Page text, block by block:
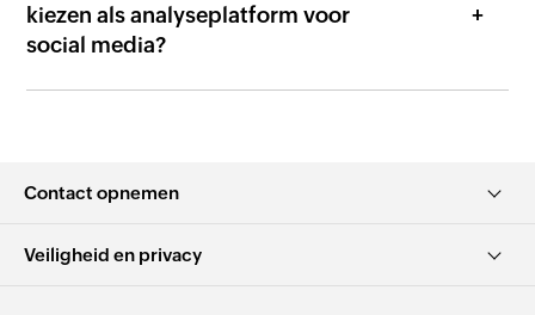
kiezen als analyseplatform voor
social media?
Contact opnemen
Veiligheid en privacy